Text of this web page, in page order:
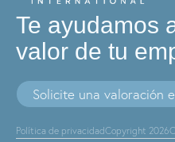
Te ayudamos
valor de tu
Solicite una valoración
Política de privacidadCopyright 2026